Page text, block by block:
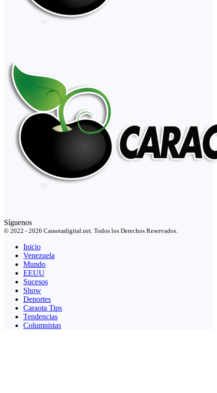
Síguenos
© 2022 - 2026 Caraotadigital.net. Todos los Derechos Reservados.
Inicio
Venezuela
Mundo
EEUU
Sucesos
Show
Deportes
Caraota Tips
Tendencias
Columnistas